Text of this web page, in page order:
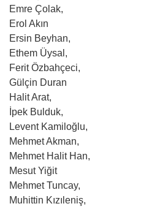
Emre Çolak,
Erol Akın
Ersin Beyhan,
Ethem Üysal,
Ferit Özbahçeci,
Gülçin Duran
Halit Arat,
İpek Bulduk,
Levent Kamiloğlu,
Mehmet Akman,
Mehmet Halit Han,
Mesut Yiğit
Mehmet Tuncay,
Muhittin Kızıleniş,